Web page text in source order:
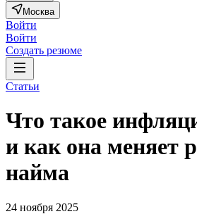
Москва
Войти
Войти
Создать резюме
Статьи
Что такое
и как она меняет
найма
24 ноября 2025